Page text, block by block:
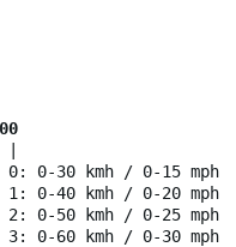
0-15 mph
0-20 mph
0-25 mph
0-30 mph